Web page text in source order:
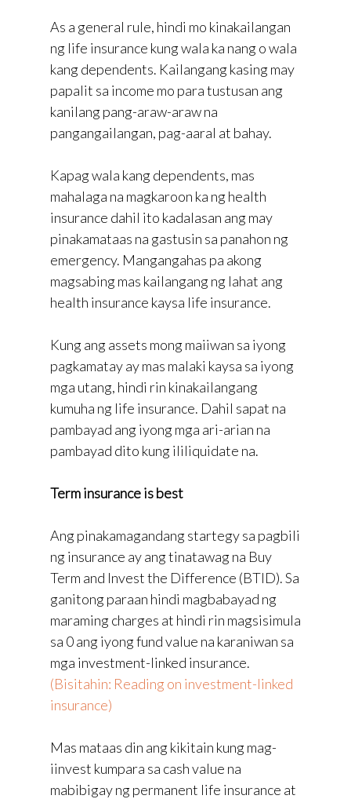
As a general rule, hindi mo kinakailangan
ng life insurance kung wala ka nang o wala
kang dependents. Kailangang kasing may
papalit sa income mo para tustusan ang
kanilang pang-araw-araw na
pangangailangan, pag-aaral at bahay.
Kapag wala kang dependents, mas
mahalaga na magkaroon ka ng health
insurance dahil ito kadalasan ang may
pinakamataas na gastusin sa panahon ng
emergency. Mangangahas pa akong
magsabing mas kailangang ng lahat ang
health insurance kaysa life insurance.
Kung ang assets mong maiiwan sa iyong
pagkamatay ay mas malaki kaysa sa iyong
mga utang, hindi rin kinakailangang
kumuha ng life insurance. Dahil sapat na
pambayad ang iyong mga ari-arian na
pambayad dito kung ililiquidate na.
Term insurance is best
Ang pinakamagandang startegy sa pagbili
ng insurance ay ang tinatawag na Buy
Term and Invest the Difference (BTID). Sa
ganitong paraan hindi magbabayad ng
maraming charges at hindi rin magsisimula
sa 0 ang iyong fund value na karaniwan sa
mga investment-linked insurance.
(Bisitahin: Reading on investment-linked
insurance)
Mas mataas din ang kikitain kung mag-
iinvest kumpara sa cash value na
mabibigay ng permanent life insurance at